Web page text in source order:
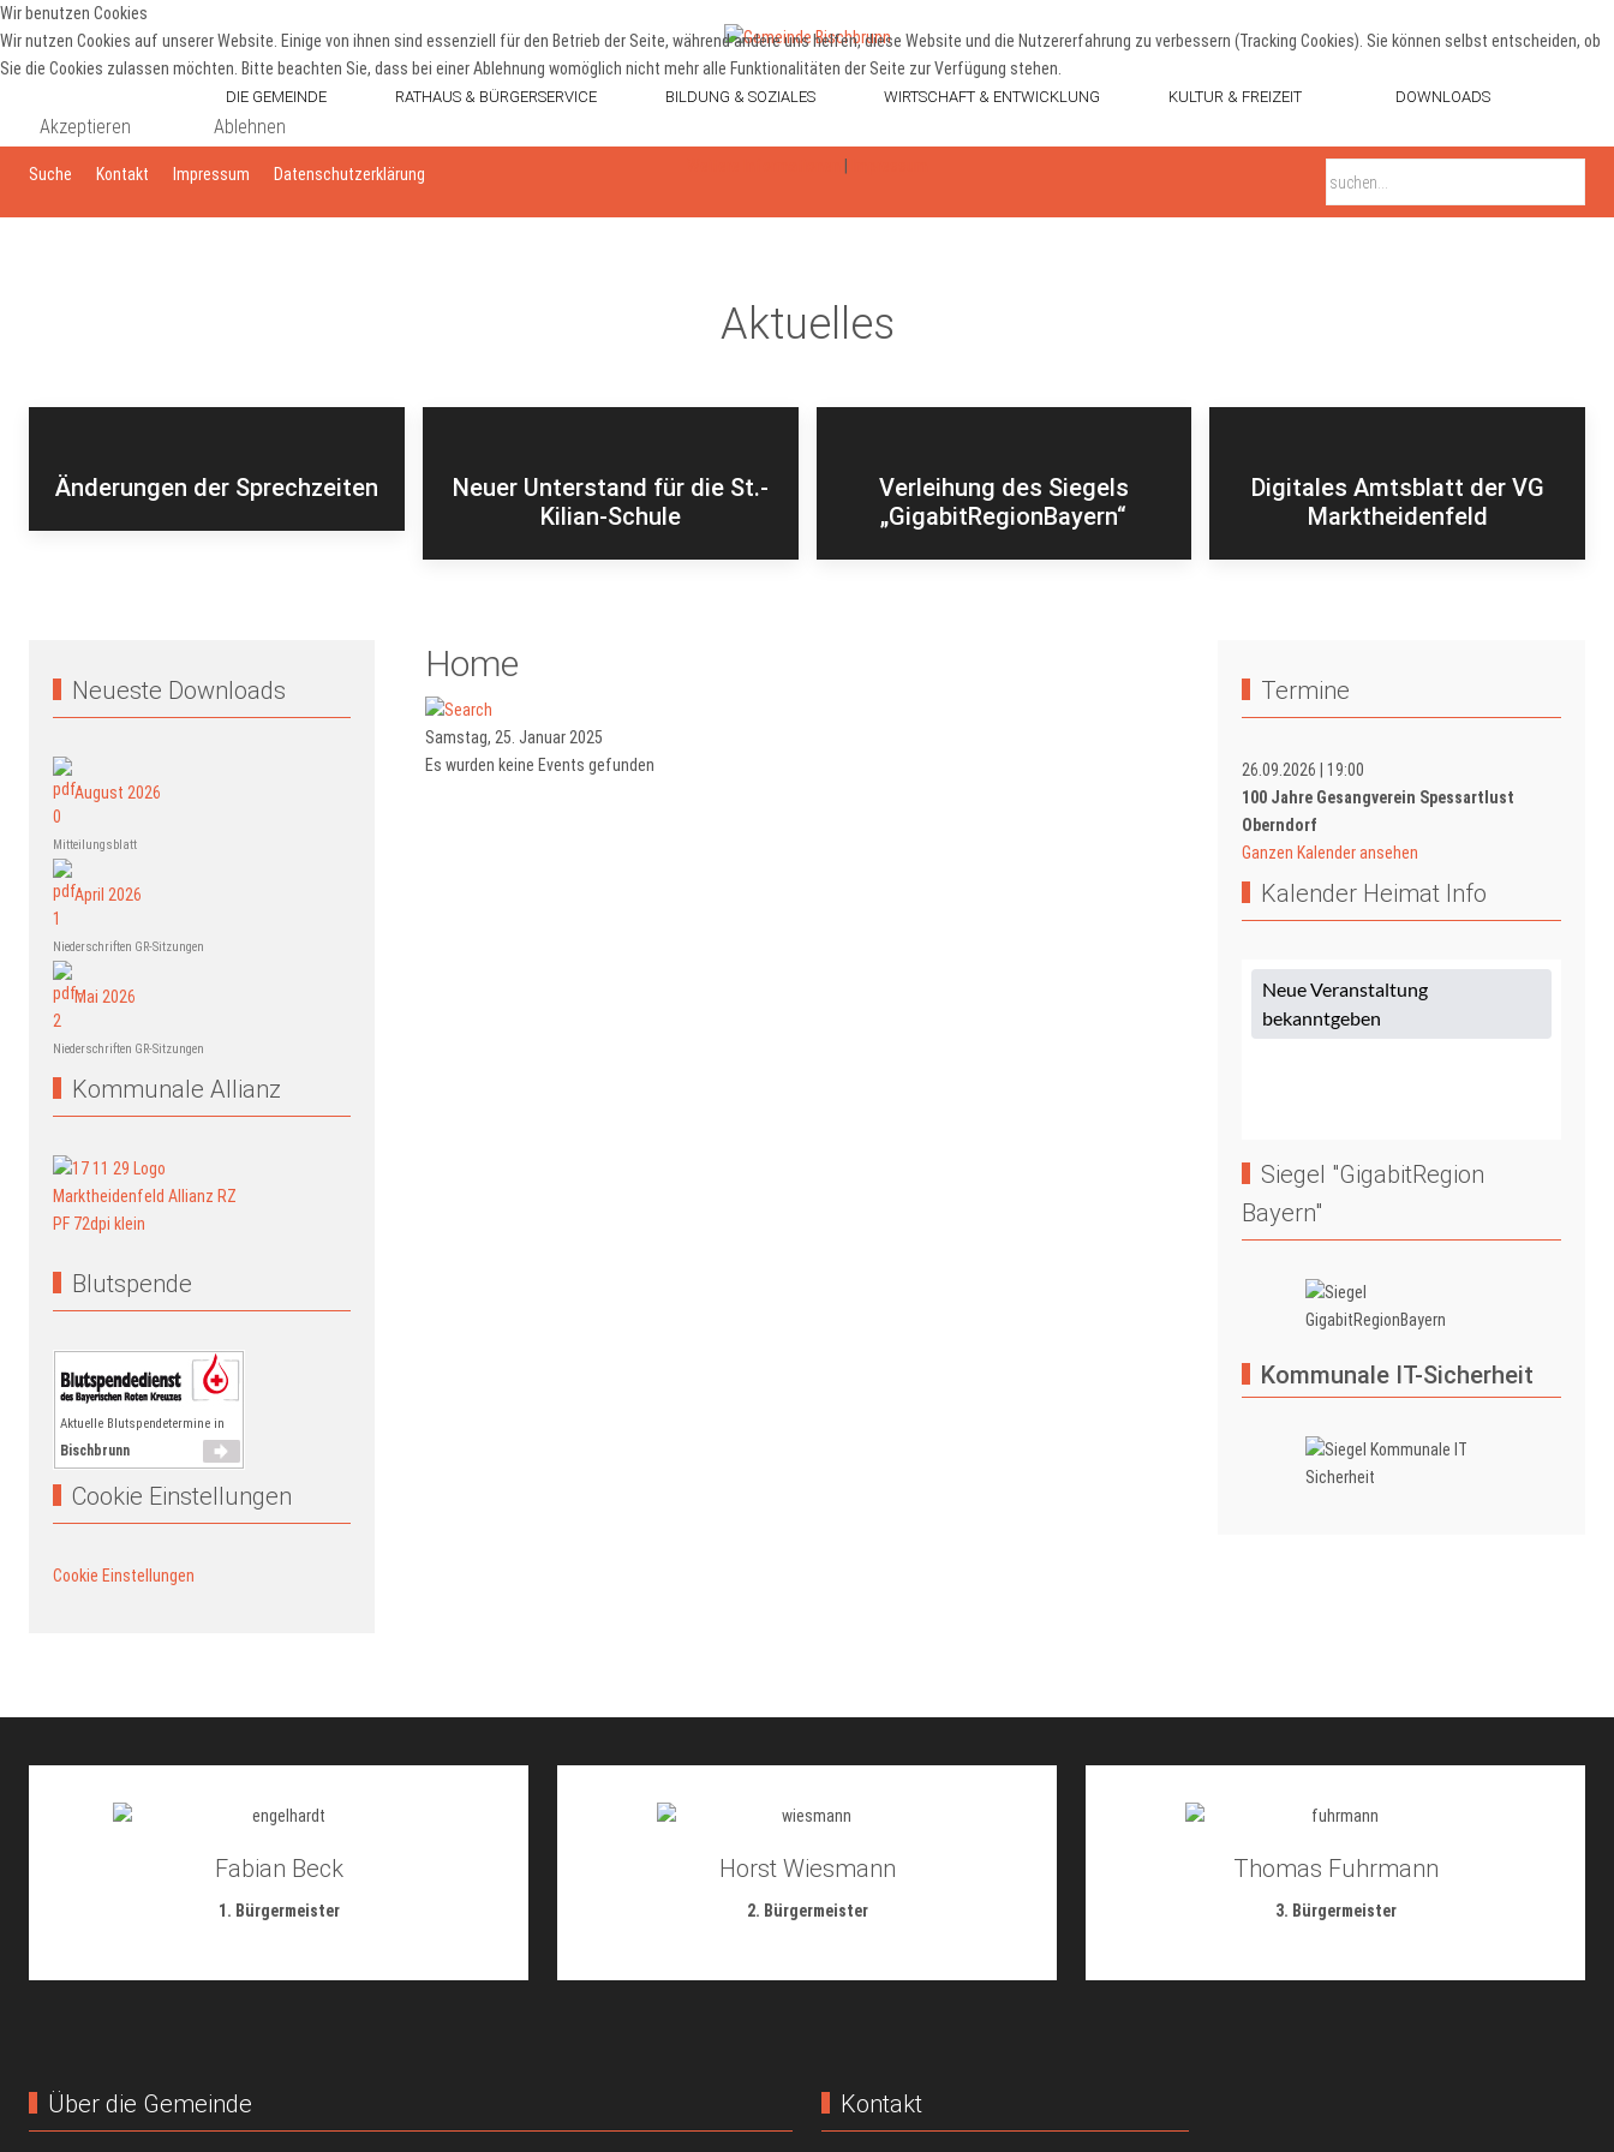
DIE GEMEINDE RATHAUS & BÜRGERSERVICE BILDUNG & SOZIALES WIRTSCHAFT & ENTWICKLUNG KULTUR & FREIZEIT DOWNLOADS
Suche Kontakt Impressum Datenschutzerklärung
Aktuelles
Änderungen der Sprechzeiten
Neuer Unterstand für die St.-
Kilian-Schule
Verleihung des Siegels
„GigabitRegionBayern“
Digitales Amtsblatt der VG
Marktheidenfeld
Neueste Downloads
August 2026
Mitteilungsblatt
April 2026
Niederschriften GR-Sitzungen
Mai 2026
Niederschriften GR-Sitzungen
Kommunale Allianz
Blutspende
Aktuelle Blutspendetermine in
Bischbrunn
Cookie Einstellungen
Cookie Einstellungen
Home
Samstag, 25. Januar 2025
Es wurden keine Events gefunden
Termine
26.09.2026
19:00
100 Jahre Gesangverein Spessartlust
Oberndorf
Ganzen Kalender ansehen
Kalender Heimat Info
Siegel "GigabitRegion
Bayern"
Kommunale IT-Sicherheit
Fabian Beck
1. Bürgermeister
Horst Wiesmann
2. Bürgermeister
Thomas Fuhrmann
3. Bürgermeister
Über die Gemeinde Kontakt
Wir benutzen Cookies
Wir nutzen Cookies auf unserer Website. Einige von ihnen sind essenziell für den Betrieb der Seite, während andere uns helfen, diese Website und die Nutzererfahrung zu verbessern (Tracking Cookies). Sie können selbst entscheiden, ob
Sie die Cookies zulassen möchten. Bitte beachten Sie, dass bei einer Ablehnung womöglich nicht mehr alle Funktionalitäten der Seite zur Verfügung stehen.
Akzeptieren Ablehnen